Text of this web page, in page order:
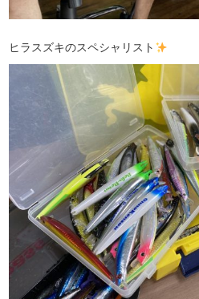
ヒラスズキのスペシャリスト